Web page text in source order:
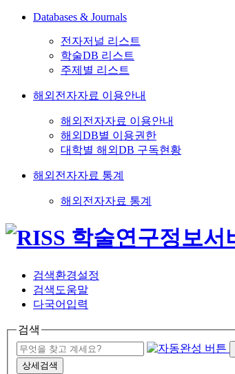
Databases & Journals
전자저널 리스트
학술DB 리스트
주제별 리스트
해외전자자료 이용안내
해외전자자료 이용안내
해외DB별 이용권한
대학별 해외DB 구독현황
해외전자자료 통계
해외전자자료 통계
검색환경설정
검색도움말
다국어입력
검색
상세검색